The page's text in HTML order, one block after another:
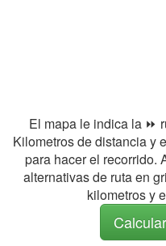
El mapa le indica la ⏩
Kilometros de distancia y
para hacer el recorrido.
alternativas de ruta en
kilometros y